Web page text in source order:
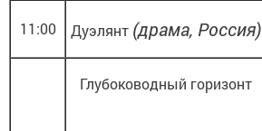
11:00 Дуэлянт (драма, Россия)
Глубоководный горизонт